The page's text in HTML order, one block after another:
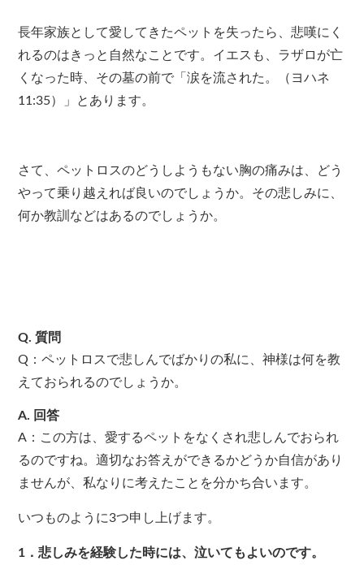
長年家族として愛してきたペットを失ったら、悲嘆にく
れるのはきっと自然なことです。イエスも、ラザロが亡
くなった時、その墓の前で「涙を流された。（ヨハネ
11:35）」とあります。
さて、ペットロスのどうしようもない胸の痛みは、どう
やって乗り越えれば良いのでしょうか。その悲しみに、
何か教訓などはあるのでしょうか。
Q. 質問
Q：ペットロスで悲しんでばかりの私に、神様は何を教
えておられるのでしょうか。
A. 回答
A：この方は、愛するペットをなくされ悲しんでおられ
るのですね。適切なお答えができるかどうか自信があり
ませんが、私なりに考えたことを分かち合います。
いつものように3つ申し上げます。
1．悲しみを経験した時には、泣いてもよいのです。